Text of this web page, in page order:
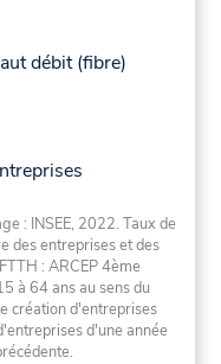
débit (fibre)
: INSEE, 2022. Taux de
des entreprises et des
: ARCEP 4ème
à 64 ans au sens du
création d'entreprises
d'une année